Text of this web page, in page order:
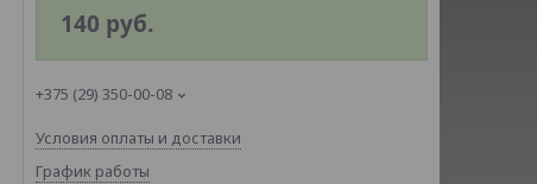
140 руб.
+375 (29) 350-00-08
Условия оплаты и доставки
График работы